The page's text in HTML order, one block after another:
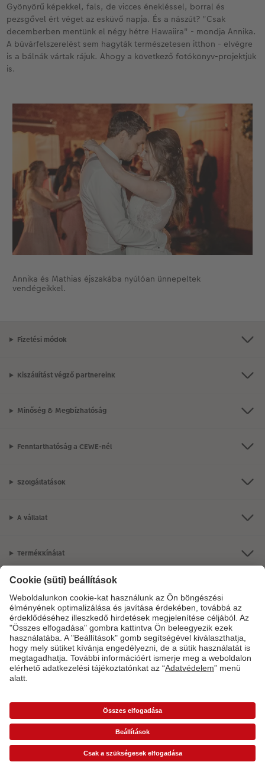
Gyönyörű képekkel, fals, de vicces énekléssel, borral és
pezsgővel ért véget az esküvő napja. És a nászút? "Csak
decemberben mentünk el négy hétre Hawaiira" - mondja Annika.
A búvárfelszerelést sem hagyták természetesen itthon - elvégre
is a bálnák vártak rájuk. Ahogy a következő fotókönyv-projektjük
is.
Annika és Mathias éjszakába nyúlóan ünnepeltek
vendégeikkel.
Fizetési módok
Kiszállítást végző partnereink
Minőség & Megbízhatóság
Fenntarthatóság a CEWE-nél
Szolgáltatások
A vállalat
Termékkínálat
*Az árak ajánlott fogyasztói árak és az ÁFÁ-t tartalmazzák, de nem tartalmazzák a
szállítási költséget (üzletben történő átvétel esetén sem).
A képen látható